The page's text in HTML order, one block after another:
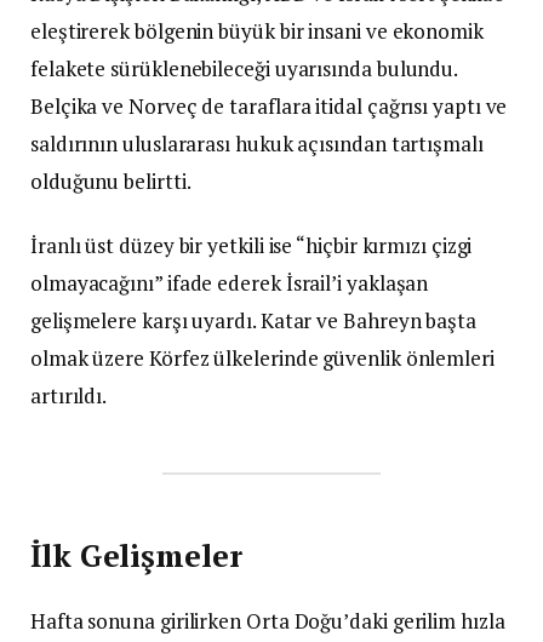
eleştirerek bölgenin büyük bir insani ve ekonomik
felakete sürüklenebileceği uyarısında bulundu.
Belçika ve Norveç de taraflara itidal çağrısı yaptı ve
saldırının uluslararası hukuk açısından tartışmalı
olduğunu belirtti.
İranlı üst düzey bir yetkili ise “hiçbir kırmızı çizgi
olmayacağını” ifade ederek İsrail’i yaklaşan
gelişmelere karşı uyardı. Katar ve Bahreyn başta
olmak üzere Körfez ülkelerinde güvenlik önlemleri
artırıldı.
İlk Gelişmeler
Hafta sonuna girilirken Orta Doğu’daki gerilim hızla